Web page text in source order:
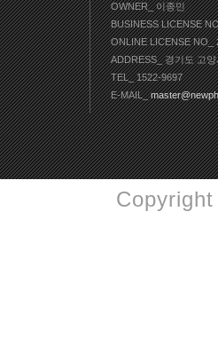
OWNER_ 이종민
BUSINESS LICENSE
ONLINE LICENSE NO_
ADDRESS_ 경기도 고
TEL_ 1522-9697
E-MAIL_